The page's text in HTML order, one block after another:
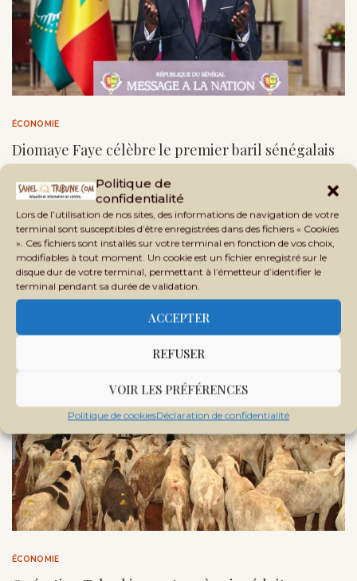
Politique de
confidentialité
Lors de l’utilisation de nos sites, des informations de navigation de votre
terminal sont susceptibles d’être enregistrées dans des fichiers « Cookies
». Ces fichiers sont installés sur votre terminal en fonction de vos choix,
modifiables à tout moment. Un cookie est un fichier enregistré sur le
disque dur de votre terminal, permettant à l’émetteur d’identifier le
terminal pendant sa durée de validation.
ACCEPTER
REFUSER
VOIR LES PRÉFÉRENCES
Politique de cookiesDéclaration de confidentialité
ÉCONOMIE
Diomaye Faye célèbre le premier baril sénégalais
13 juin 2024
Le Sénégal devient un pays producteur de pétrole avec
l’extraction réussie du champ de Sangomar. Découvrez les
implications …
ÉCONOMIE